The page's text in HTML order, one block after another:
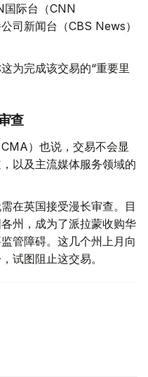
国际台（CNN
司新闻台（CBS News）
为完成该交易的“重要里
查
）也说，交易不会显
以及主流媒体服务领域的
在英国接受漫长审查。目
州，成为了派拉蒙收购华
管障碍。这几个州上月向
试图阻止这交易。